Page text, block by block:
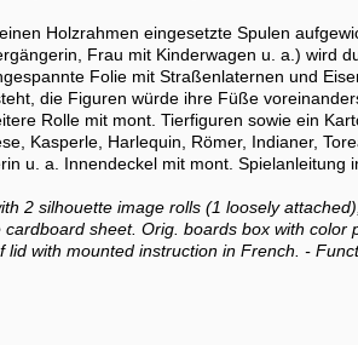
Holzrahmen eingesetzte Spulen
Frau mit Kinderwagen u. a.) wird
Folie mit Straßenlaternen und
die Figuren würde ihre Füße
Rolle mit mont. Tierfiguren sowie ein
Kasperle, Harlequin, Römer, Indianer,
u. a. Innendeckel mit mont. Spielanleitung
2 silhouette image rolls (1 loosely
cardboard sheet. Orig. boards box with
lid with mounted instruction in French. -